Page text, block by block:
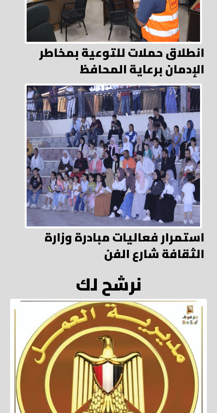
انطلاق حملات للتوعية بمخاطر
الإدمان برعاية المحافظ
استمرار فعاليات مبادرة وزارة
الثقافة شارع الفن
نرشح لك